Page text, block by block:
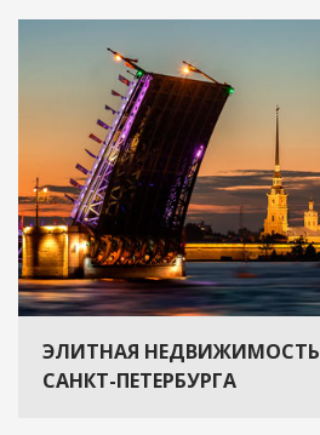
ЭЛИТНАЯ НЕДВИЖИМОСТЬ
САНКТ-ПЕТЕРБУРГА